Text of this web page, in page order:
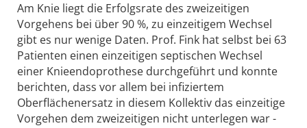
Am Knie liegt die Erfolgsrate des zweizeitigen
Vorgehens bei über 90 %, zu einzeitigem Wechsel
gibt es nur wenige Daten. Prof. Fink hat selbst bei 63
Patienten einen einzeitigen septischen Wechsel
einer Knieendoprothese durchgeführt und konnte
berichten, dass vor allem bei infiziertem
Oberflächenersatz in diesem Kollektiv das einzeitige
Vorgehen dem zweizeitigen nicht unterlegen war -